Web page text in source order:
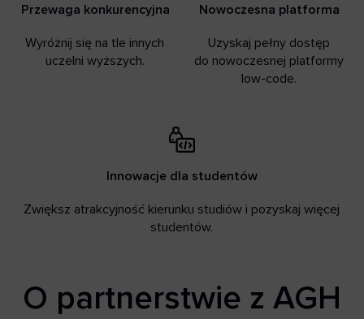
Przewaga konkurencyjna
Wyróżnij się na tle innych
uczelni wyższych.
Nowoczesna platforma
Uzyskaj pełny dostęp
do nowoczesnej platformy
low-code.
Innowacje dla studentów
Zwiększ atrakcyjność kierunku studiów i pozyskaj więcej
studentów.
O partnerstwie z AGH